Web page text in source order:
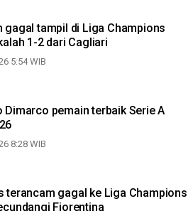
gagal tampil di Liga Champions
1-2 dari Cagliari
5:54 WIB
Dimarco pemain terbaik Serie A
8:28 WIB
terancam gagal ke Liga Champions
Fiorentina